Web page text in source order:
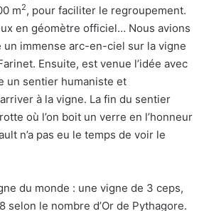
m2, pour faciliter le regroupement.
en géomètre officiel… Nous avions
un immense arc-en-ciel sur la vigne
Ensuite, est venue l’idée avec
un sentier humaniste et
à la vigne. La fin du sentier
où l’on boit un verre en l’honneur
n’a pas eu le temps de voir le